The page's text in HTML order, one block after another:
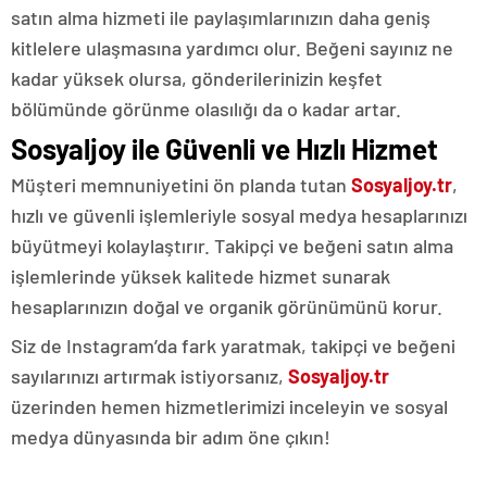
satın alma hizmeti ile paylaşımlarınızın daha geniş
kitlelere ulaşmasına yardımcı olur. Beğeni sayınız ne
kadar yüksek olursa, gönderilerinizin keşfet
bölümünde görünme olasılığı da o kadar artar.
Sosyaljoy ile Güvenli ve Hızlı Hizmet
Müşteri memnuniyetini ön planda tutan Sosyaljoy.tr,
hızlı ve güvenli işlemleriyle sosyal medya hesaplarınızı
büyütmeyi kolaylaştırır. Takipçi ve beğeni satın alma
işlemlerinde yüksek kalitede hizmet sunarak
hesaplarınızın doğal ve organik görünümünü korur.
Siz de Instagram’da fark yaratmak, takipçi ve beğeni
sayılarınızı artırmak istiyorsanız, Sosyaljoy.tr
üzerinden hemen hizmetlerimizi inceleyin ve sosyal
medya dünyasında bir adım öne çıkın!